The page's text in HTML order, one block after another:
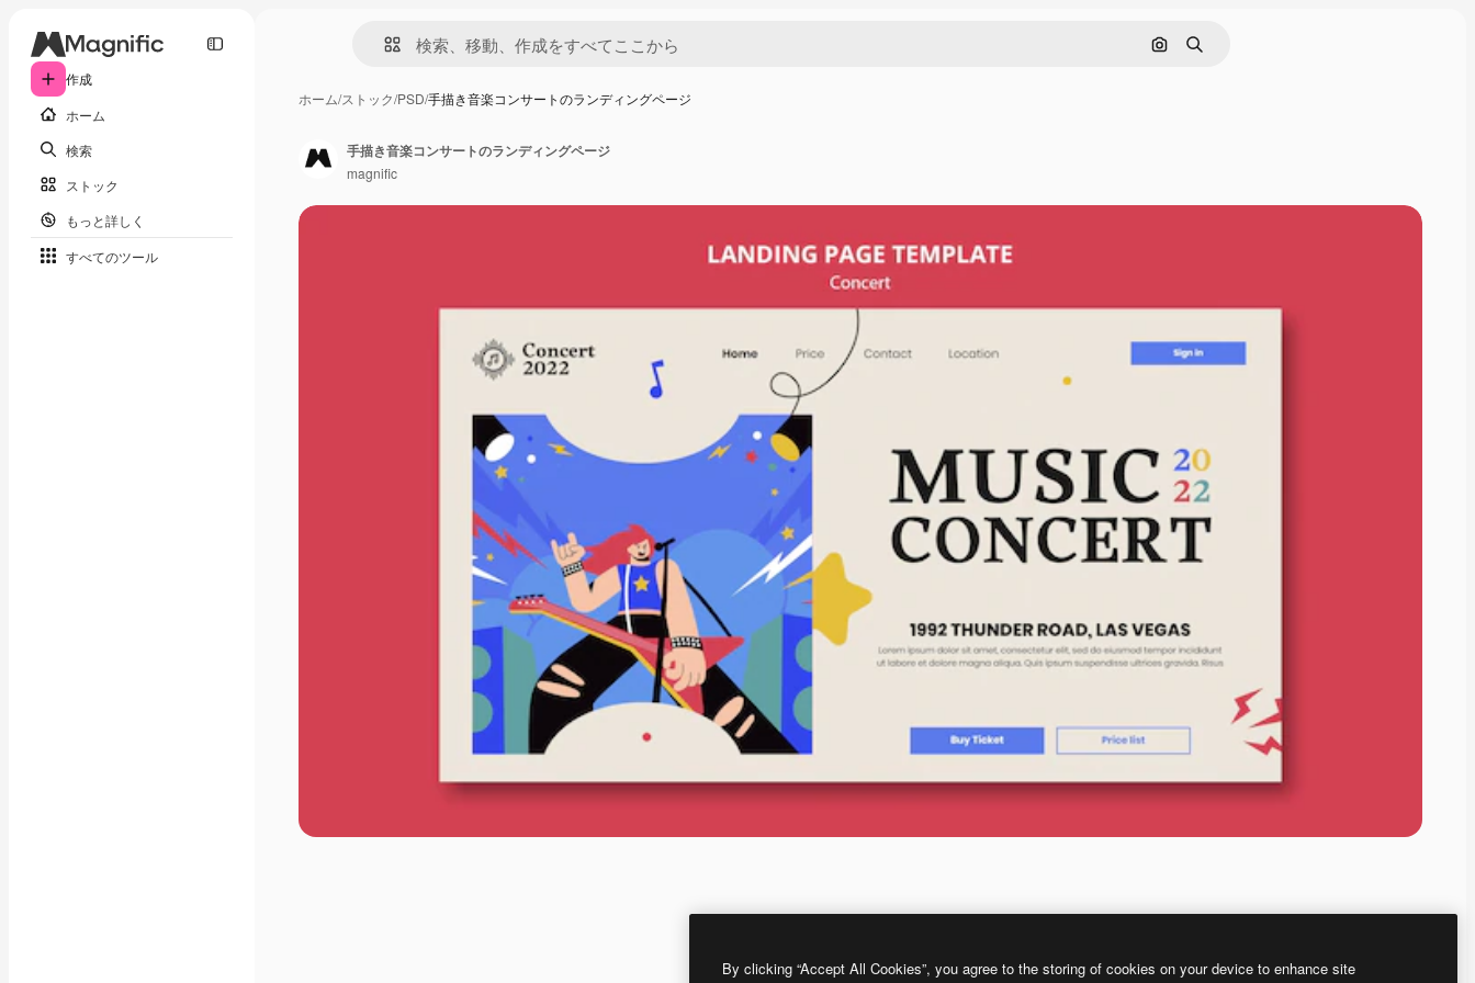
作成
ホーム
検索
ストック
もっと詳しく
すべてのツール
画像で検索
検索
ホーム/ストック/PSD/手描き音楽コンサートのランディングページ
手描き音楽コンサートのランディングページ
magnific
By clicking “Accept All Cookies”, you agree to the storing of cookies on your device to enhance site